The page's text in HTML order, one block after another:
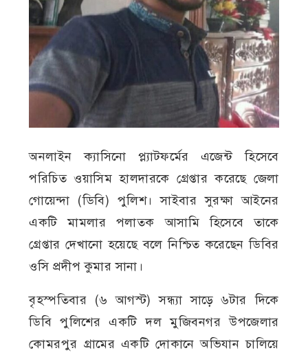
অনলাইন ক্যাসিনো প্ল্যাটফর্মের এজেন্ট হিসেবে
পরিচিত ওয়াসিম হালদারকে গ্রেপ্তার করেছে জেলা
গোয়েন্দা (ডিবি) পুলিশ। সাইবার সুরক্ষা আইনের
একটি মামলার পলাতক আসামি হিসেবে তাকে
গ্রেপ্তার দেখানো হয়েছে বলে নিশ্চিত করেছেন ডিবির
ওসি প্রদীপ কুমার সানা।
বৃহস্পতিবার (৬ আগস্ট) সন্ধ্যা সাড়ে ৬টার দিকে
ডিবি পুলিশের একটি দল মুজিবনগর উপজেলার
কোমরপুর গ্রামের একটি দোকানে অভিযান চালিয়ে